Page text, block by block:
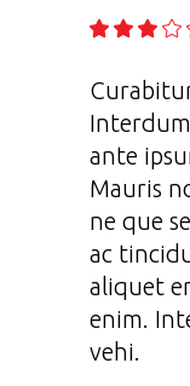
$
5
EN
DE
ante
Mauris
ne que
ac
aliquet
enim.
vehi.